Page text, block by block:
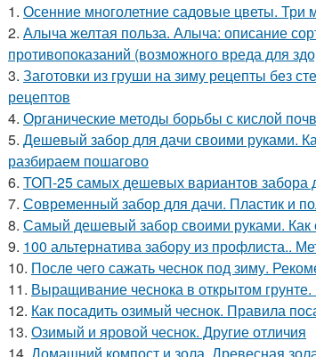
1. Осенние многолетние садовые цветы. Три
2. Алыча желтая польза. Алыча: описание
противопоказаний (возможного вреда для
3. Заготовки из груши на зиму рецепты без
рецептов
4. Органические методы борьбы с кислой
5. Дешевый забор для дачи своими руками.
разбираем пошагово
6. ТОП-25 самых дешевых вариантов забора
7. Современный забор для дачи. Пластик и
8. Самый дешевый забор своими руками. Как
9. 100 альтернатива забору из профлиста..
10. После чего сажать чеснок под зиму.
11. Выращивание чеснока в открытом
12. Как посадить озимый чеснок. Правила
13. Озимый и яровой чеснок. Другие отличия